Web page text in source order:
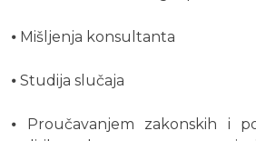
⦁ Mišljenja konsultanta
⦁ Studija slučaja
⦁ Proučavanjem zakonskih i